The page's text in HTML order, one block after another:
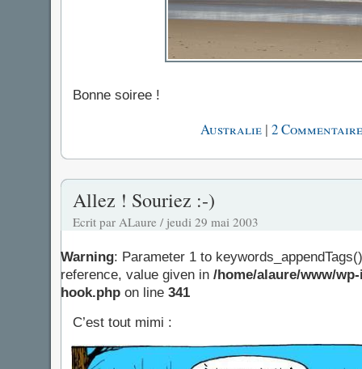
Bonne soiree !
Australie | 2
Allez ! Souriez :-)
Ecrit par ALaure / jeudi 29 mai 2003
Warning: Parameter 1 to
reference, value given in /home/alaure/www/
hook.php on line 341
C’est tout mimi :